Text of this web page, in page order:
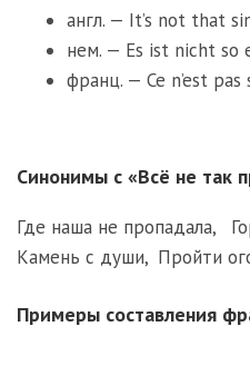
англ. — It’s not that
нем. — Es ist nicht so
франц. — Ce n’est pas
Синонимы с «Всё не так
Где наша не пропадала,
Камень с души, Пройти
Примеры составления